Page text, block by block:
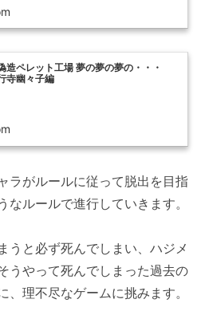
造ペレット工場 夢の夢の夢の・・・
寺幽々子編
ラがルールに従って脱出を目指
なルールで進行していきます。
うと必ず死んでしまい、ハジメ
うやって死んでしまった過去の
、理不尽なゲームに挑みます。